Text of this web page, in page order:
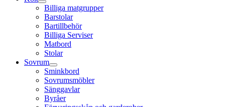
Billiga matgrupper
Barstolar
Bartillbehör
Billiga Serviser
Matbord
Stolar
Sovrum
Sminkbord
Sovrumsmöbler
Sänggavlar
Byråer